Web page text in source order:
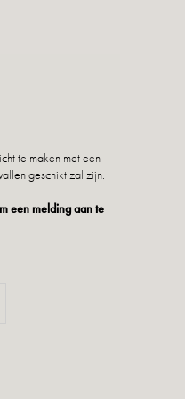
te maken met een
geschikt zal zijn.
een melding aan te